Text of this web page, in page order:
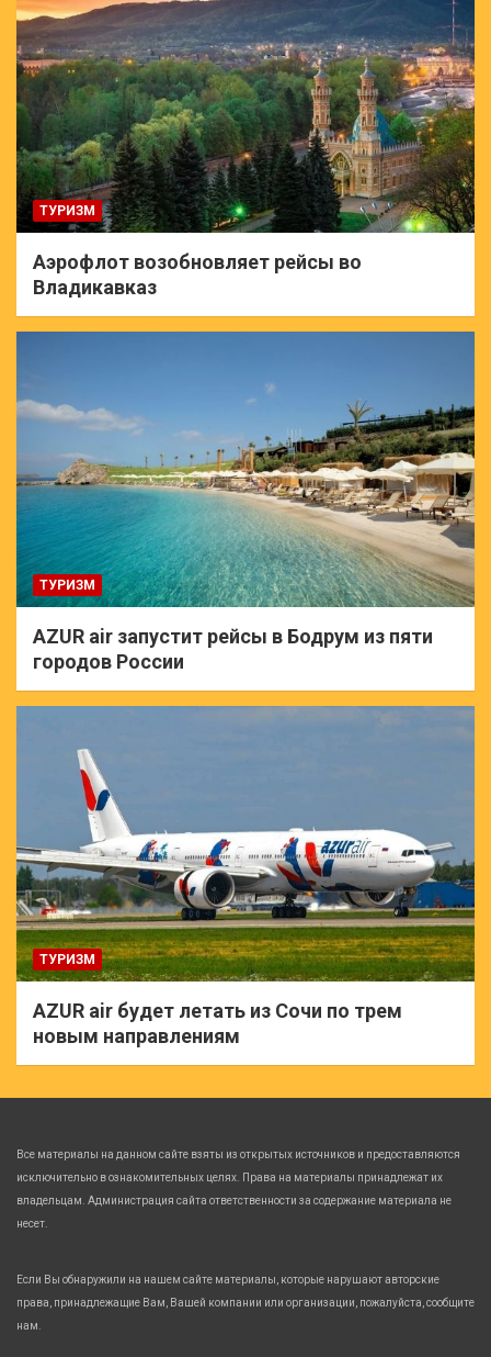
ТУРИЗМ
Аэрофлот возобновляет рейсы во
Владикавказ
ТУРИЗМ
AZUR air запустит рейсы в Бодрум из пяти
городов России
ТУРИЗМ
AZUR air будет летать из Сочи по трем
новым направлениям
Все материалы на данном сайте взяты из открытых источников и предоставляются
исключительно в ознакомительных целях. Права на материалы принадлежат их
владельцам. Администрация сайта ответственности за содержание материала не
несет.
Если Вы обнаружили на нашем сайте материалы, которые нарушают авторские
права, принадлежащие Вам, Вашей компании или организации, пожалуйста, сообщите
нам.